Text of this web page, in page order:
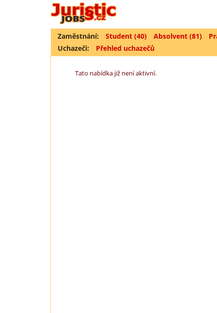
Zaměstnání: Student (40) Absolvent (81)
Uchazeči:
Přehled uchazečů
Tato nabídka již není aktivní.